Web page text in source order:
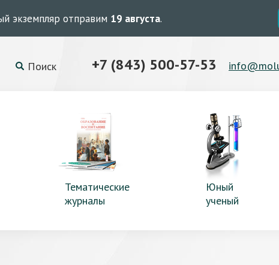
экземпляр отправим 19 августа.
Поиск +7 (843) 500-57-53
Тематические
журналы
Юный
ученый